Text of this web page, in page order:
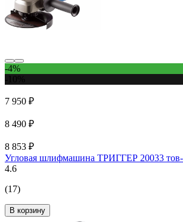
-4%
7 950 ₽
8 490 ₽
8 853 ₽
Угловая шлифмашина ТРИГГЕР 20033
4.6
(17)
В корзину